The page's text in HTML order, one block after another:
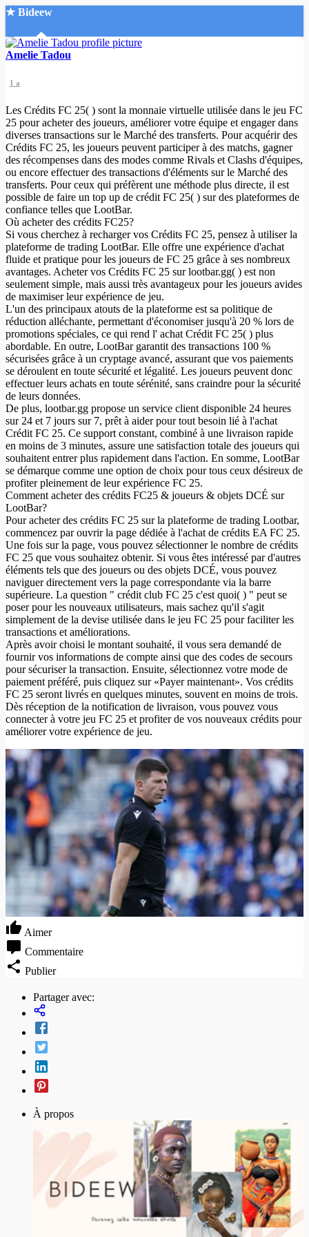
★ Bideew
Accueil
Recherche Avancée
Mon compte
Connexion
Créer un compte
Mode nuit
Amelie Tadou
1 a
Les Crédits FC 25( ) sont la monnaie virtuelle utilisée dans le jeu FC
25 pour acheter des joueurs, améliorer votre équipe et engager dans
diverses transactions sur le Marché des transferts. Pour acquérir des
Crédits FC 25, les joueurs peuvent participer à des matchs, gagner
des récompenses dans des modes comme Rivals et Clashs d'équipes,
ou encore effectuer des transactions d'éléments sur le Marché des
transferts. Pour ceux qui préfèrent une méthode plus directe, il est
possible de faire un top up de crédit FC 25( ) sur des plateformes de
confiance telles que LootBar.
Où acheter des crédits FC25?
Si vous cherchez à recharger vos Crédits FC 25, pensez à utiliser la
plateforme de trading LootBar. Elle offre une expérience d'achat
fluide et pratique pour les joueurs de FC 25 grâce à ses nombreux
avantages. Acheter vos Crédits FC 25 sur lootbar.gg( ) est non
seulement simple, mais aussi très avantageux pour les joueurs avides
de maximiser leur expérience de jeu.
L'un des principaux atouts de la plateforme est sa politique de
réduction alléchante, permettant d'économiser jusqu'à 20 % lors de
promotions spéciales, ce qui rend l' achat Crédit FC 25( ) plus
abordable. En outre, LootBar garantit des transactions 100 %
sécurisées grâce à un cryptage avancé, assurant que vos paiements
se déroulent en toute sécurité et légalité. Les joueurs peuvent donc
effectuer leurs achats en toute sérénité, sans craindre pour la sécurité
de leurs données.
De plus, lootbar.gg propose un service client disponible 24 heures
sur 24 et 7 jours sur 7, prêt à aider pour tout besoin lié à l'achat
Crédit FC 25. Ce support constant, combiné à une livraison rapide
en moins de 3 minutes, assure une satisfaction totale des joueurs qui
souhaitent entrer plus rapidement dans l'action. En somme, LootBar
se démarque comme une option de choix pour tous ceux désireux de
profiter pleinement de leur expérience FC 25.
Comment acheter des crédits FC25 & joueurs & objets DCÉ sur
LootBar?
Pour acheter des crédits FC 25 sur la plateforme de trading Lootbar,
commencez par ouvrir la page dédiée à l'achat de crédits EA FC 25.
Une fois sur la page, vous pouvez sélectionner le nombre de crédits
FC 25 que vous souhaitez obtenir. Si vous êtes intéressé par d'autres
éléments tels que des joueurs ou des objets DCÉ, vous pouvez
naviguer directement vers la page correspondante via la barre
supérieure. La question " crédit club FC 25 c'est quoi( ) " peut se
poser pour les nouveaux utilisateurs, mais sachez qu'il s'agit
simplement de la devise utilisée dans le jeu FC 25 pour faciliter les
transactions et améliorations.
Après avoir choisi le montant souhaité, il vous sera demandé de
fournir vos informations de compte ainsi que des codes de secours
pour sécuriser la transaction. Ensuite, sélectionnez votre mode de
paiement préféré, puis cliquez sur «Payer maintenant». Vos crédits
FC 25 seront livrés en quelques minutes, souvent en moins de trois.
Dès réception de la notification de livraison, vous pouvez vous
connecter à votre jeu FC 25 et profiter de vos nouveaux crédits pour
améliorer votre expérience de jeu.
Aimer
Commentaire
Publier
Partager avec:
À propos